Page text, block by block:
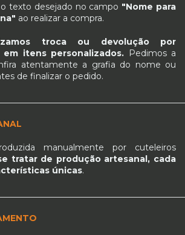
texto desejado no campo "Nome para
ao realizar a compra.
troca ou devolução por
itens personalizados. Pedimos a
atentamente a grafia do nome ou
de finalizar o pedido.
manualmente por cuteleiros
tratar de produção artesanal, cada
únicas.